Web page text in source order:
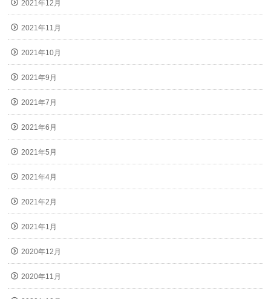
2021年12月
2021年11月
2021年10月
2021年9月
2021年7月
2021年6月
2021年5月
2021年4月
2021年2月
2021年1月
2020年12月
2020年11月